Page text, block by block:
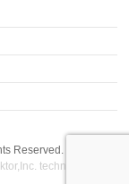
Reserved.
technology.